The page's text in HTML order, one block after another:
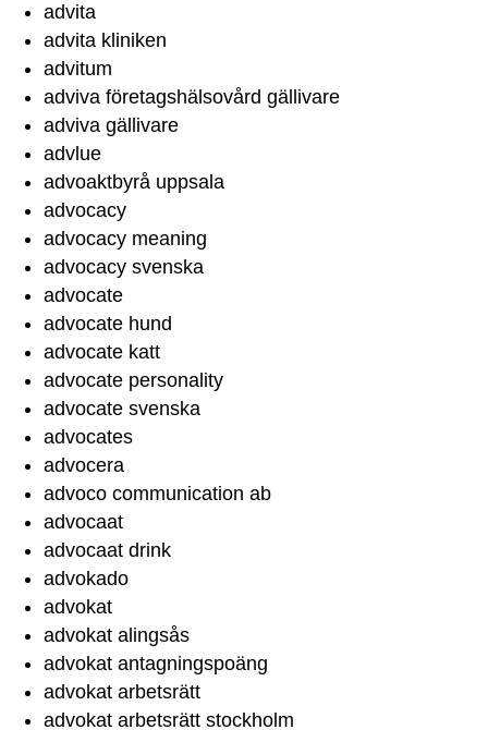
advita
advita kliniken
advitum
adviva företagshälsovård gällivare
adviva gällivare
advlue
advoaktbyrå uppsala
advocacy
advocacy meaning
advocacy svenska
advocate
advocate hund
advocate katt
advocate personality
advocate svenska
advocates
advocera
advoco communication ab
advocaat
advocaat drink
advokado
advokat
advokat alingsås
advokat antagningspoäng
advokat arbetsrätt
advokat arbetsrätt stockholm